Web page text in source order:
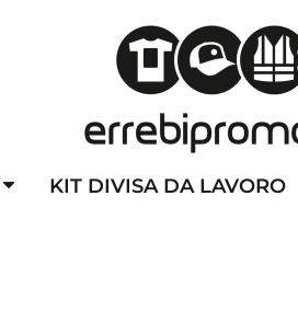
KIT DIVISA DA LAVORO
CAPPELLINI PERSONALIZZATI